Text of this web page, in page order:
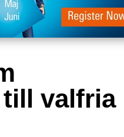
valfria